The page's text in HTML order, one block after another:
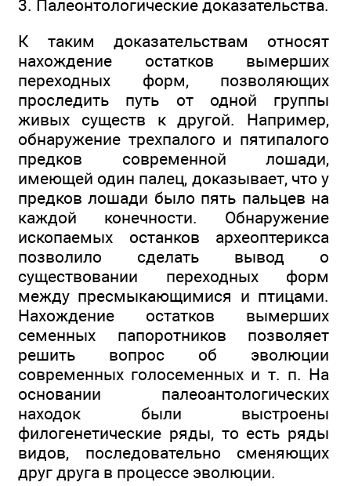
3. Палеонтологические доказательства.
К таким доказательствам относят
нахождение остатков вымерших
переходных форм, позволяющих
проследить путь от одной группы
живых существ к другой. Например,
обнаружение трехпалого и пятипалого
предков современной лошади,
имеющей один палец, доказывает, что у
предков лошади было пять пальцев на
каждой конечности. Обнаружение
ископаемых останков археоптерикса
позволило сделать вывод о
существовании переходных форм
между пресмыкающимися и птицами.
Нахождение остатков вымерших
семенных папоротников позволяет
решить вопрос об эволюции
современных голосеменных и т. п. На
основании палеоантологических
находок были выстроены
филогенетические ряды, то есть ряды
видов, последовательно сменяющих
друг друга в процессе эволюции.